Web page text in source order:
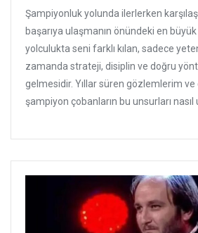
Şampiyonluk yolunda ilerlerken
başarıya ulaşmanın önündeki en
yolculukta seni farklı kılan, sadece
zamanda strateji, disiplin ve doğru
gelmesidir. Yıllar süren gözlemlerim
şampiyon çobanların bu unsurları nasıl